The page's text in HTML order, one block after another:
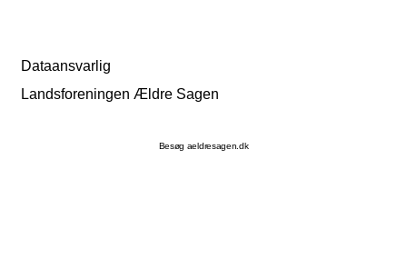
Dataansvarlig
Landsforeningen Ældre Sagen
Besøg aeldresagen.dk